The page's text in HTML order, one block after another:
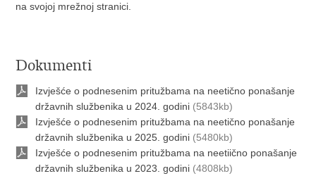
na svojoj mrežnoj stranici.
Dokumenti
Izvješće o podnesenim pritužbama na neetično ponašanje
državnih službenika u 2024. godini (5843kb)
Izvješće o podnesenim pritužbama na neetično ponašanje
državnih službenika u 2025. godini (5480kb)
Izvješće o podnesenim pritužbama na neetiično ponašanje
državnih službenika u 2023. godini (4808kb)